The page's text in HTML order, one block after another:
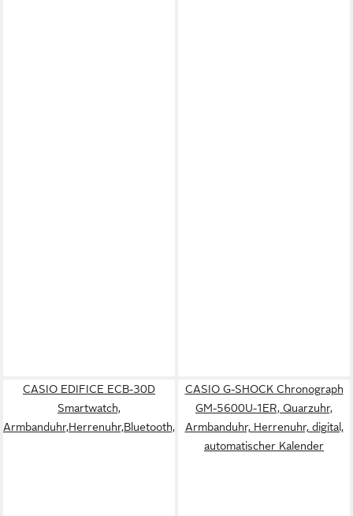
CASIO EDIFICE ECB-30D
Smartwatch,
CASIO G-SHOCK Chronograph
GM-5600U-1ER, Quarzuhr,
Armbanduhr, Herrenuhr, digital,
automatischer Kalender